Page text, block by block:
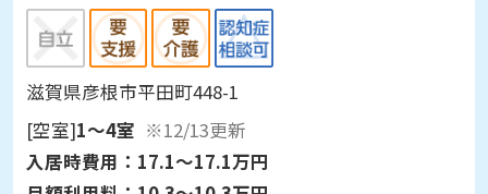
滋賀県彦根市平田町448-1
[空室]1～4室 ※12/13更新
入居時費用： 17.1～17.1万円